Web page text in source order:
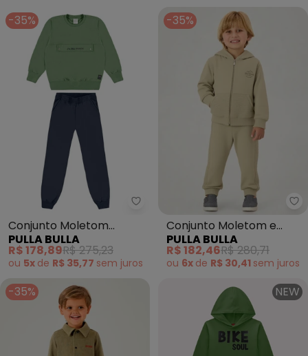
-35%
Pulla Bulla - Conjunto Moletom
Conjunto Moletom
(Verde)
PULLA BULLA
R$ 178,89R$ 275,23
ou 5x de R$ 35,77 sem juros
-35%
Conjunto Moletom e
Malha Relevo (Verde)
PULLA BULLA
R$ 182,46R$ 280,71
ou 6x de R$ 30,41 sem juros
-35% NEW